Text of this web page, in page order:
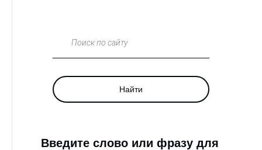
Поиск по сайту
Найти
Введите слово или фразу для